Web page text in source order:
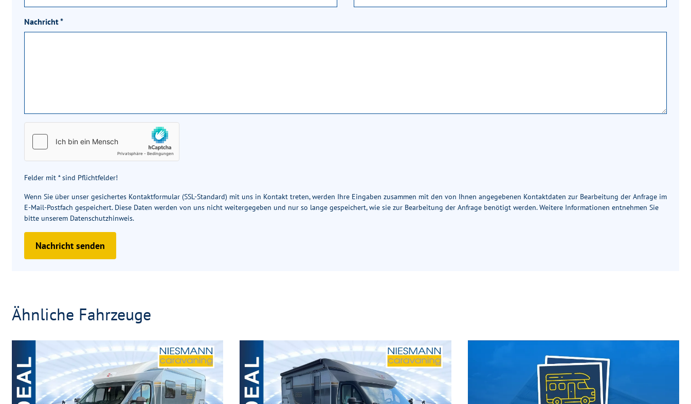
Nachricht*
Felder mit * sind Pflichtfelder!
Wenn Sie über unser gesichertes Kontaktformular (SSL-Standard) mit uns in Kontakt treten, werden Ihre Eingaben zusammen mit den von Ihnen angegebenen Kontaktdaten zur Bearbeitung der Anfrage im
E-Mail-Postfach gespeichert. Diese Daten werden von uns nicht weitergegeben und nur so lange gespeichert, wie sie zur Bearbeitung der Anfrage benötigt werden. Weitere Informationen entnehmen Sie
bitte unserem Datenschutzhinweis.
Nachricht senden
Ähnliche Fahrzeuge